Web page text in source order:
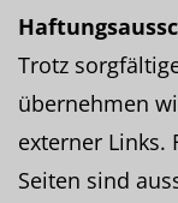
Trotz
übernehmen
externer Links.
Seiten sind